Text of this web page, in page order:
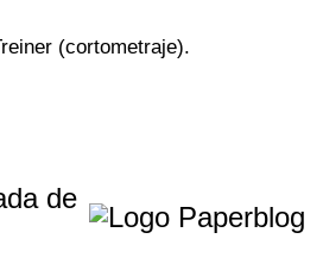
(cortometraje).
de